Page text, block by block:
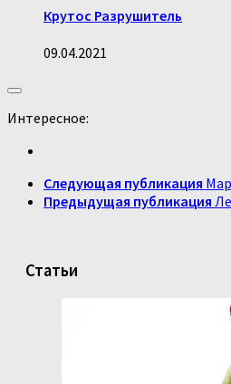
Крутос Разрушитель
09.04.2021
Интересное:
Следующая публикация
Предыдущая публикация
Статьи